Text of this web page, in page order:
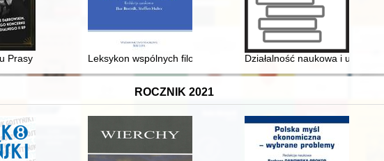
Prasy : opowieść o Marianie Dąbrowskim, twórcy największego koncernu
Leksykon wspólnych filozofów Działalność naukowa i
ROCZNIK 2021